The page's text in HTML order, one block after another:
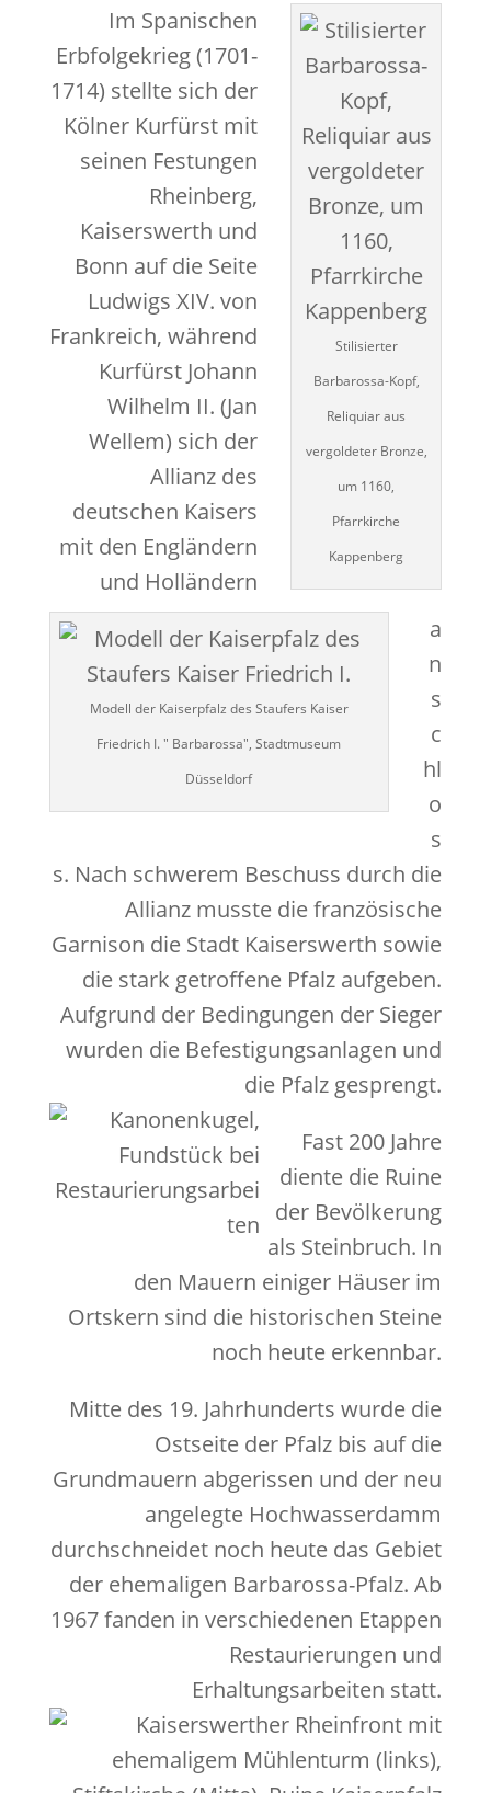
Stilisierter
Barbarossa-Kopf,
Reliquiar aus
vergoldeter Bronze,
um 1160,
Pfarrkirche
Kappenberg
Modell der Kaiserpfalz des Staufers Kaiser
Friedrich I. " Barbarossa", Stadtmuseum
Düsseldorf
Im Spanischen
Erbfolgekrieg (1701-
1714) stellte sich der
Kölner Kurfürst mit
seinen Festungen
Rheinberg,
Kaiserswerth und
Bonn auf die Seite
Ludwigs XIV. von
Frankreich, während
Kurfürst Johann
Wilhelm II. (Jan
Wellem) sich der
Allianz des
deutschen Kaisers
mit den Engländern
und Holländern
a
n
s
c
hl
o
s
s. Nach schwerem Beschuss durch die
Allianz musste die französische
Garnison die Stadt Kaiserswerth sowie
die stark getroffene Pfalz aufgeben.
Aufgrund der Bedingungen der Sieger
wurden die Befestigungsanlagen und
die Pfalz gesprengt.
Fast 200 Jahre
diente die Ruine
der Bevölkerung
als Steinbruch. In
den Mauern einiger Häuser im
Ortskern sind die historischen Steine
noch heute erkennbar.
Mitte des 19. Jahrhunderts wurde die
Ostseite der Pfalz bis auf die
Grundmauern abgerissen und der neu
angelegte Hochwasserdamm
durchschneidet noch heute das Gebiet
der ehemaligen Barbarossa-Pfalz. Ab
1967 fanden in verschiedenen Etappen
Restaurierungen und
Erhaltungsarbeiten statt.